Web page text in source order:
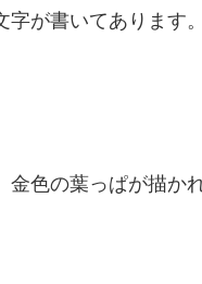
字が書いてあります。
金色の葉っぱが描か